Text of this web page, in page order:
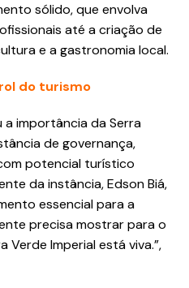
sólido, que envolva
até a criação de
e a gastronomia local.
do turismo
importância da Serra
de governança,
potencial turístico
da instância, Edson Biá,
essencial para a
precisa mostrar para o
Verde Imperial está viva.”,